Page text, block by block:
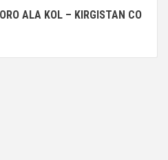
ALA KOL – KIRGISTAN CO